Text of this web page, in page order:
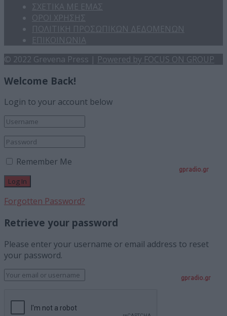
gpradio.gr
ΣΧΕΤΙΚΑ ΜΕ ΕΜΑΣ
ΟΡΟΙ ΧΡΗΣΗΣ
ΠΟΛΙΤΙΚΗ ΠΡΟΣΩΠΙΚΩΝ ΔΕΔΟΜΕΝΩΝ
ΕΠΙΚΟΙΝΩΝΙΑ
© 2022 Grevena Press | Powered by FOCUS ON GROUP
Welcome Back!
Login to your account below
Remember Me
Forgotten Password?
Retrieve your password
Please enter your username or email address to reset
your password.
gpradio.gr